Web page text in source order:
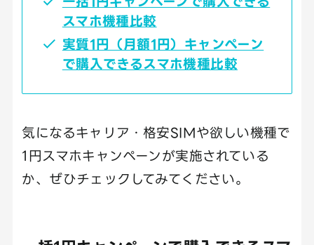
スマホ機種比較
実質1円（月額1円）キャンペーン
で購入できるスマホ機種比較
気になるキャリア・格安SIMや欲しい機種で
1円スマホキャンペーンが実施されている
か、ぜひチェックしてみてください。